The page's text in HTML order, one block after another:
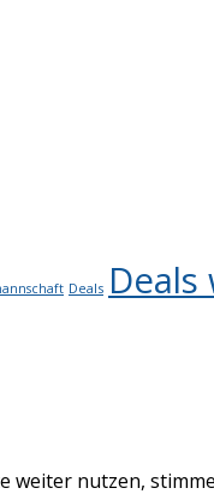
Deals
weiter nutzen,